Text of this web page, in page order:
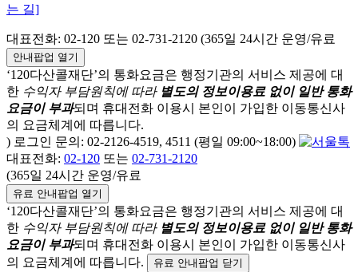
는 길]
대표전화: 02-120 또는 02-731-2120 (365일 24시간 운영/유료
안내팝업 열기
‘120다산콜재단’의 통화요금은 행정기관의 서비스 제공에 대
한 수익자 부담원칙에 따라 별도의 정보이용료 없이 일반 통화
요금이 부과되며 휴대전화 이용시 본인이 가입한 이동통신사
의 요금체계에 따릅니다.
) 로그인 문의: 02-2126-4519, 4511 (평일 09:00~18:00)
대표전화: 02-120 또는 02-731-2120
(365일 24시간 운영/유료
유료 안내팝업 열기
‘120다산콜재단’의 통화요금은 행정기관의 서비스 제공에 대
한 수익자 부담원칙에 따라 별도의 정보이용료 없이 일반 통화
요금이 부과되며 휴대전화 이용시 본인이 가입한 이동통신사
의 요금체계에 따릅니다.
유료 안내팝업 닫기